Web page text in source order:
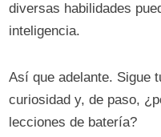
diversas habilidades
inteligencia.
Así que adelante. Sigue
curiosidad y, de paso,
lecciones de batería?